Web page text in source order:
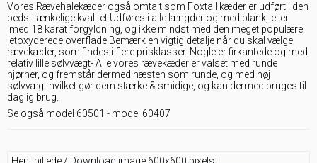
Vores Rævehalekæder også omtalt som Foxtail kæder er udført i den
bedst tænkelige kvalitet.Udføres i alle længder og med blank,-eller
med 18 karat forgyldning, og ikke mindst med den meget populære
letoxyderede overflade.Bemærk en vigtig detalje når du skal vælge
rævekæder, som findes i flere prisklasser. Nogle er firkantede og med
relativ lille sølvvægt- Alle vores rævekæder er valset med runde
hjørner, og fremstår dermed næsten som runde, og med høj
sølvvægt hvilket gør dem stærke & smidige, og kan dermed bruges til
daglig brug.
Se også model 60501 - model 60407